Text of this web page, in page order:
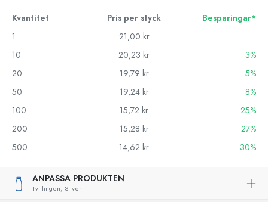
Kvantitet Pris per styck
Besparingar*
1
21,00 kr
10
20,23 kr
3%
20
19,79 kr
5%
50
19,24 kr
8%
100
15,72 kr
25%
200
15,28 kr
27%
500
14,62 kr 30%
ANPASSA PRODUKTEN
Tvillingen, Silver